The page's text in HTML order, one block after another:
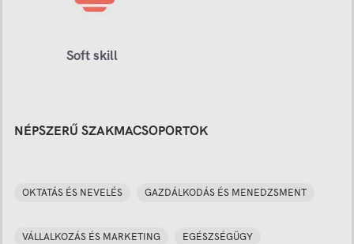
Soft skill
NÉPSZERŰ SZAKMACSOPORTOK
OKTATÁS ÉS NEVELÉS GAZDÁLKODÁS ÉS MENEDZSMENT
VÁLLALKOZÁS ÉS MARKETING EGÉSZSÉGÜGY